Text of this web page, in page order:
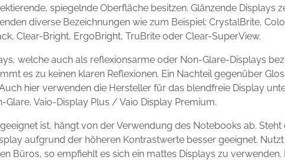
spiegelnde Oberfläche besitzen. Glänzende Displays
diverse Bezeichnungen wie zum Beispiel: CrystalBrite,
Clear-Bright, ErgoBright, TruBrite oder Clear-SuperView.
welche auch als reflexionsarme oder Non-Glare-Displays
es zu keinen klaren Reflexionen. Ein Nachteil gegenüber
hier verwenden die Hersteller für das blendfreie Display
Vaio-Display Plus / Vaio Display Premium.
ist, hängt von der Verwendung des Notebooks ab.
aufgrund der höheren Kontrastwerte besser geeignet.
Büros, so empfiehlt es sich ein mattes Displays zu